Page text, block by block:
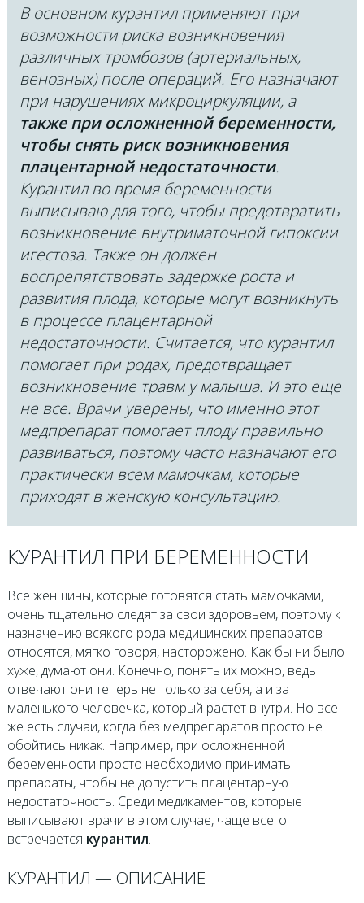
В основном курантил применяют при
возможности риска возникновения
различных тромбозов (артериальных,
венозных) после операций. Его назначают
при нарушениях микроциркуляции, а
также при осложненной беременности,
чтобы снять риск возникновения
плацентарной недостаточности.
Курантил во время беременности
выписываю для того, чтобы предотвратить
возникновение внутриматочной гипоксии
игестоза. Также он должен
воспрепятствовать задержке роста и
развития плода, которые могут возникнуть
в процессе плацентарной
недостаточности. Считается, что курантил
помогает при родах, предотвращает
возникновение травм у малыша. И это еще
не все. Врачи уверены, что именно этот
медпрепарат помогает плоду правильно
развиваться, поэтому часто назначают его
практически всем мамочкам, которые
приходят в женскую консультацию.
КУРАНТИЛ ПРИ БЕРЕМЕННОСТИ
Все женщины, которые готовятся стать мамочками,
очень тщательно следят за свои здоровьем, поэтому к
назначению всякого рода медицинских препаратов
относятся, мягко говоря, насторожено. Как бы ни было
хуже, думают они. Конечно, понять их можно, ведь
отвечают они теперь не только за себя, а и за
маленького человечка, который растет внутри. Но все
же есть случаи, когда без медпрепаратов просто не
обойтись никак. Например, при осложненной
беременности просто необходимо принимать
препараты, чтобы не допустить плацентарную
недостаточность. Среди медикаментов, которые
выписывают врачи в этом случае, чаще всего
встречается курантил.
КУРАНТИЛ — ОПИСАНИЕ